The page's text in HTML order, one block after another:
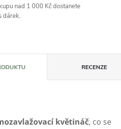
nad 1 000 Kč dostanete
dárek.
RECENZE
květináč, co se